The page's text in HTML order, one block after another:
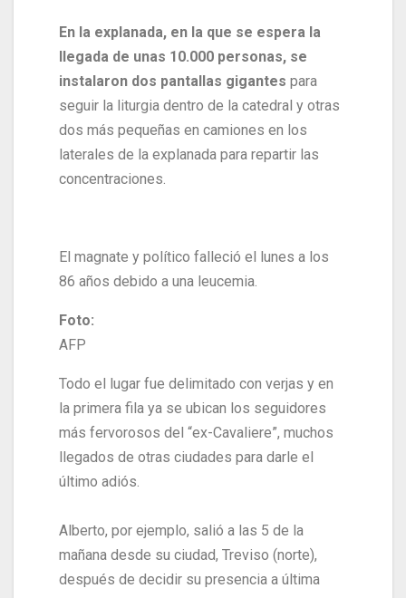
En la explanada, en la que se espera la
llegada de unas 10.000 personas, se
instalaron dos pantallas gigantes para
seguir la liturgia dentro de la catedral y otras
dos más pequeñas en camiones en los
laterales de la explanada para repartir las
concentraciones.
El magnate y político falleció el lunes a los
86 años debido a una leucemia.
Foto:
AFP
Todo el lugar fue delimitado con verjas y en
la primera fila ya se ubican los seguidores
más fervorosos del “ex-Cavaliere”, muchos
llegados de otras ciudades para darle el
último adiós.
Alberto, por ejemplo, salió a las 5 de la
mañana desde su ciudad, Treviso (norte),
después de decidir su presencia a última